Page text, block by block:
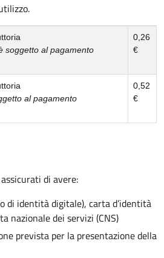
soggetto al pagamento
0,26
€
al pagamento
0,52
€
di avere:
di identità digitale), carta d’identità
nazionale dei servizi (CNS)
prevista per la presentazione della